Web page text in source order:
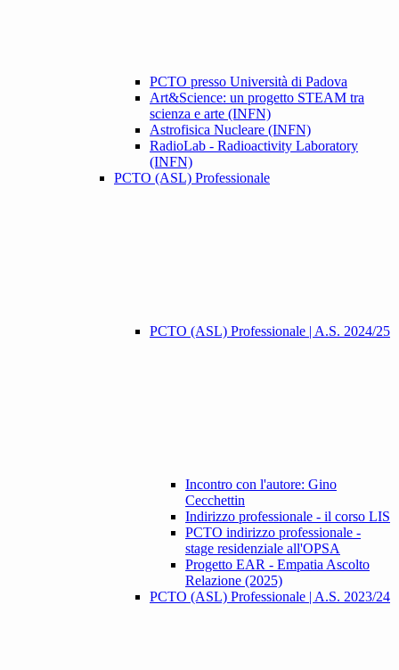
PCTO presso Università di Padova
Art&Science: un progetto STEAM tra
scienza e arte (INFN)
Astrofisica Nucleare (INFN)
RadioLab - Radioactivity Laboratory
(INFN)
PCTO (ASL) Professionale
PCTO (ASL) Professionale | A.S. 2024/25
Incontro con l'autore: Gino
Cecchettin
Indirizzo professionale - il corso LIS
PCTO indirizzo professionale -
stage residenziale all'OPSA
Progetto EAR - Empatia Ascolto
Relazione (2025)
PCTO (ASL) Professionale | A.S. 2023/24